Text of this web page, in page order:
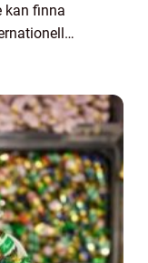
kan finna